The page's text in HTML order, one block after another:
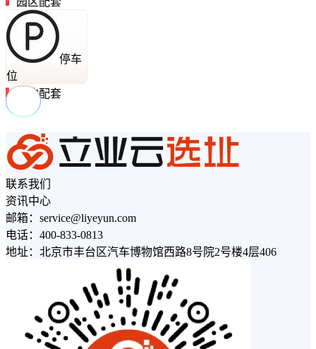
停车
位
周边配套
联系我们
资讯中心
邮箱：service@liyeyun.com
电话：400-833-0813
地址：北京市丰台区汽车博物馆西路8号院2号楼4层406